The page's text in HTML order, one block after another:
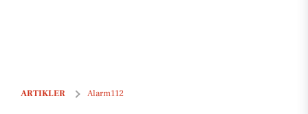
ARTIKLER Alarm112
Hovedstadens Beredskab: Der er udløst en brandalarm i en bygning